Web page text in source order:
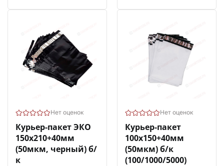
Нет оценок
Курьер-пакет ЭКО
150х210+40мм
(50мкм, черный) б/
к
Нет оценок
Курьер-пакет
100х150+40мм
(50мкм) б/к
(100/1000/5000)